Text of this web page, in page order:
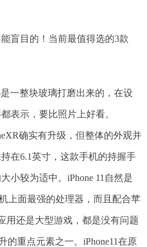
一整块玻璃打磨出来的，在设
表示，要比照片上好看。
确实有升级，但整体的外观并
在6.1英寸，这款手机的持握手
小较为适中。iPhone 11自然是
上面最强的处理器，而且配合苹
用还是大型游戏，都是没有问题
的重点元素之一。iPhone11在原